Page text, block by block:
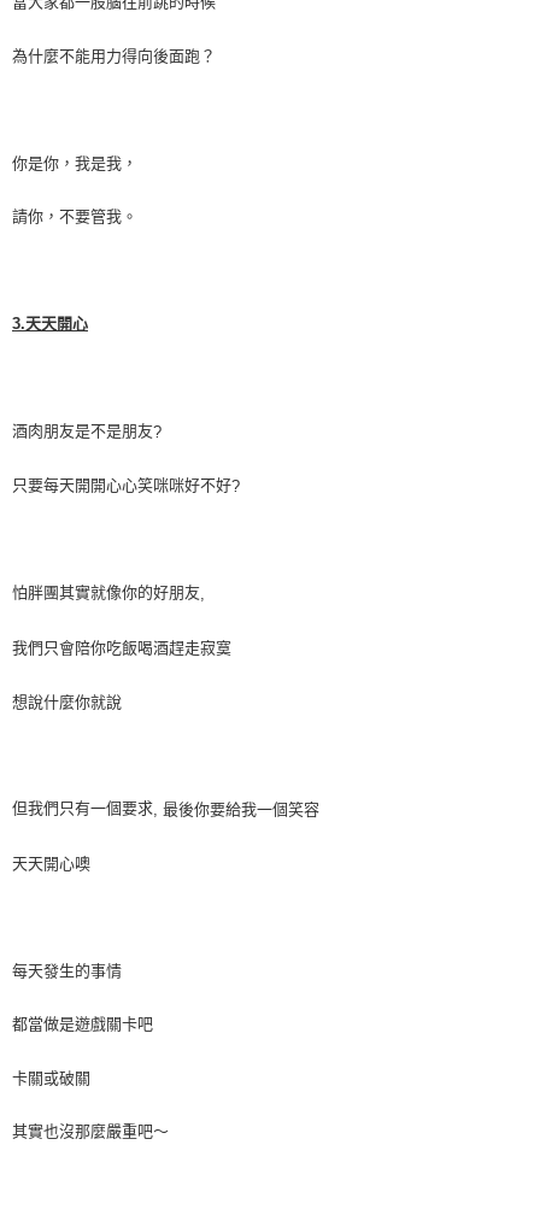
為什麼不能用力得向後面跑？
你是你，我是我，
請你，不要管我。
3.天天開心
酒肉朋友是不是朋友?
只要每天開開心心笑咪咪好不好?
怕胖團其實就像你的好朋友,
我們只會陪你吃飯喝酒趕走寂寞
想說什麼你就說
但我們只有一個要求 最後你要給我一個笑容
天天開心噢
每天發生的事情
都當做是遊戲關卡吧
卡關或破關
其實也沒那麼嚴重吧～